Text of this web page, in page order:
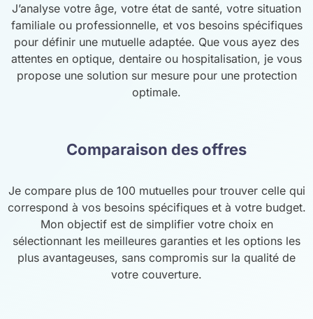
J’analyse votre âge, votre état de santé, votre situation
familiale ou professionnelle, et vos besoins spécifiques
pour définir une mutuelle adaptée. Que vous ayez des
attentes en optique, dentaire ou hospitalisation, je vous
propose une solution sur mesure pour une protection
optimale.
Comparaison des offres
Je compare plus de 100 mutuelles pour trouver celle qui
correspond à vos besoins spécifiques et à votre budget.
Mon objectif est de simplifier votre choix en
sélectionnant les meilleures garanties et les options les
plus avantageuses, sans compromis sur la qualité de
votre couverture.